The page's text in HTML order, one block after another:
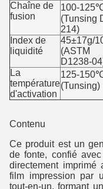
Chaîne de
fusion
100-
(Tunsing
214)
Index de
liquidité
45±17g/
(ASTM
D1238-
La
température
d'activation
125-
(Tunsing)
Contenu
Ce produit est un
de fonte, confié
directement imprimé
film impression par
tout-en-un, formant